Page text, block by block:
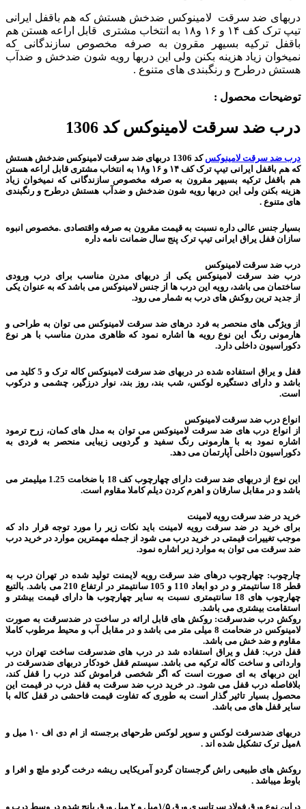
دربهای ضد سرقت لامینوکس ضدخش هستش که هم باقفل ایرانی
تیپ ترک کف ۱۴ و ۱۶ و۱۸ به انتخاب مشتری قابل اراعه هستن هم
باقفل ترکیه بسیهر مقرون به صرفه مخصوص سازندگانی که
نمیخوان زیاد هزینه بکنن ولی این دربها رویه شون ضدخش و ضدآب
هستش درطرح و رنگبندی های متنوع .
توضیحات محصول :
درب ضد سرقت لامینوکس کد 1306
درب ضد سرقت لامینوکس
کد 1306 دربهای ضد سرقت لامینوکس ضدخش هستش
که هم باقفل ایرانی تیپ ترک کف ۱۴ و ۱۶ و۱۸ به انتخاب مشتری قابل اراعه هستن
هم باقفل ترکیه بسیهر مقرون به صرفه مخصوص سازندگانی که نمیخوان زیاد
هزینه بکنن ولی این دربها رویه شون ضدخش و ضدآب هستش درطرح و رنگبندی
های متنوع .
بسیار جنس عالی داره نسبت به قیمت مقرون به صرفه واقتصادی .مخصوص انبوه
سازان قفل یراق ایرانی تیپ ترک پنج سال ضمانت نامه داره
درب ضد سرقت لامینوکس
درب ضد سرقت لامینوکس یکی از دربهای مدرن مناسب برای درب ورودی
ساختمان می باشد، رویه این درب ها از جنس لامینوکس می باشد که به عنوان یکی
از جدید ترین روکش های درب به شمار می رود.
از ویژگی های منحصر به فرد درهای ضد سرقت لامینوکس می توان به طراحی و
هارمونی رنگ این نوع رویه ها اشاره نمود که ظاهری مدرن مناسب با هر نوع
دکوراسیون داخلی دارد.
قفل و یراق استفاده شده در دربهای ضد سرقت لامینوکس کاله ترک و 5 کلید می
باشد و دارای دستگیره لوکس، شب بند، روز بند، نوار درزگیر، چشمی و درکوب
است.
انواع درب ضد سرقت لامینوکس
از انواع درب های ضد سرقت لامینوکس می توان به مدل های کمان، زرح ترمود
اشاره نمود به با هارمونی رنگ سفید و گردویی زیبایی منحصر به فردی به
دکوراسیون داخلی آپارتمان می دهد.
این نوع از دربهای ضد سرقت دارای چهارچوب کف 18 با ضخامت 1.25 میلیمتر می
باشد و در مقابل سارقان و اهرم کردن دیلم کاملا مقاوم است.
خرید در ضد سرقت رویه لامینت
برای خرید در ضد سرقت رویه لامینت باید نکات زیر را مورد توجه قرار داد که
موجب تغییرات قیمتی در خرید درب می شود از جمله مهمترین موارد در خرید درب
ضد سرقت می توان به موارد زیر اشاره نمود.
چارچوب: چهارچوب درهای ضد سرقت رویه لایمنت تولید شده در تهران درب به
قطر 18 سانتیمتر و در دو ابعاد 110 و 105 سانتیمتر در ارتفاع 210 می باشد. بالتبع
چهارچوب های 18 سانتیمتری نسبت به سایر چهارچوب ها دارای قیمت بیشتر و
استقامت بیشتری می باشد.
روکش درب ضدسرقت: روکش های قابل ارائه در ساخت در ضدسرقت به صورت
لامینوکس در ضحامت 8 میلی متر می باشد و در مقابل آب و محیط مرطوب کاملا
مقاوم و ضد خش می باشد.
قفل درب: قفل و یراق استفاده شد در درب های ضدسرقت ساخت تهران درب
وارداتی و ساخت کاله ترکیه می باشد. سیستم قفل خودکار دربهای ضدسرقت در
این دربهای به ای صورت است که اگر شخصی فراموش کند درب را قفل کند،
بلافاصله درب قفل می شود. در خرید درب ضد سرقت به قفل درب در قیمت این
محصول بسیار تاثیر گذار است به طوری که تفاوت قیمت فاحشی در قفل کاله با
سایر قفل های می باشد.
دربهای ضدسرقت لوکس و سوپر لوکس طرحهای برجسته از ام دی اف ۱۰ میل و
۸میل ترک تشکیل شده اند .
روکش های طبیعی راش گرجستان گردو آمریکایی ریشه درخت گردو ملچ و افرا و
باوط میباشد .
دراین نوع ورق فولاد سرتاسری ورق ۱/۵میل و ۲ میل ورق پانچ شده در وسط درب و